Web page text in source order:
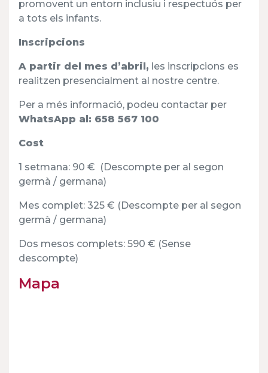
promovent un entorn inclusiu i respectuós per
a tots els infants.
Inscripcions
A partir del mes d’abril, les inscripcions es
realitzen presencialment al nostre centre.
Per a més informació, podeu contactar per
WhatsApp al: 658 567 100
Cost
1 setmana: 90 € (Descompte per al segon
germà / germana)
Mes complet: 325 € (Descompte per al segon
germà / germana)
Dos mesos complets: 590 € (Sense
descompte)
Mapa